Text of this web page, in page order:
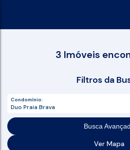
3 Imóveis
Condomínio:
Duo Praia Brava
Busca
Ver Mapa